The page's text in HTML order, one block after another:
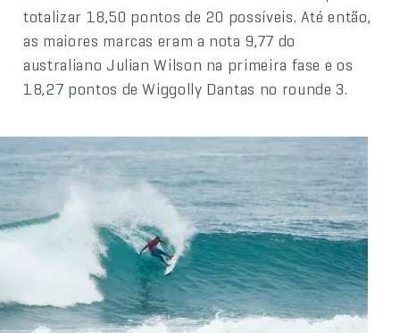
totalizar 18,50 pontos de 20 possíveis. Até então,
as maiores marcas eram a nota 9,77 do
australiano Julian Wilson na primeira fase e os
18,27 pontos de Wiggolly Dantas no rounde 3.